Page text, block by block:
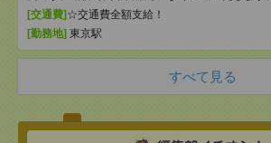
[交通費] ☆交通費全額支給！
[勤務地] 東京駅
すべて見る